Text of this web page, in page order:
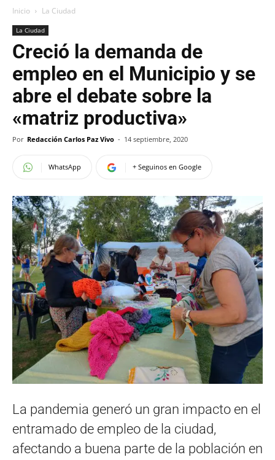
Inicio La Ciudad
La Ciudad
Creció la demanda de
empleo en el Municipio y se
abre el debate sobre la
«matriz productiva»
Por Redacción Carlos Paz Vivo - 14 septiembre, 2020
WhatsApp + Seguinos en Google
La pandemia generó un gran impacto en el
entramado de empleo de la ciudad,
afectando a buena parte de la población en